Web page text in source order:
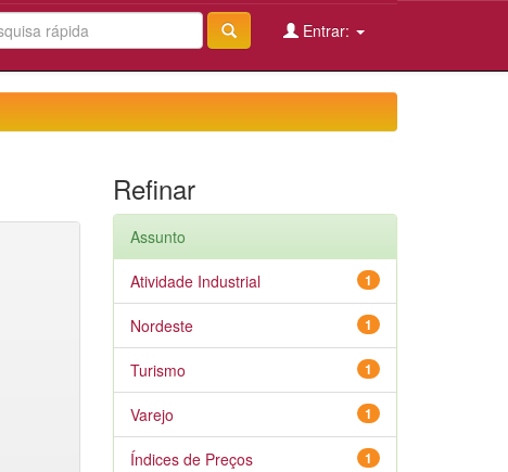
Entrar:
Refinar
Assunto
1
Atividade Industrial
1
Nordeste
1
Turismo
1
Varejo
1
Índices de Preços